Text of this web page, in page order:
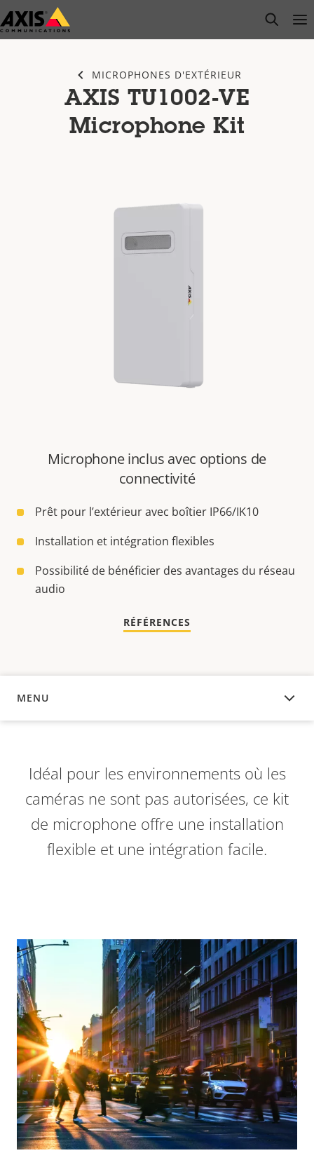
Passer
au
open
MICROPHONES D'EXTÉRIEUR
AXIS TU1002-VE
Microphone Kit
Microphone inclus avec options de
connectivité
Prêt pour l’extérieur avec boîtier IP66/IK10
Installation et intégration flexibles
Possibilité de bénéficier des avantages du réseau
audio
RÉFÉRENCES
MENU
APERÇU
Idéal pour les environnements où les
caméras ne sont pas autorisées, ce kit
de microphone offre une installation
flexible et une intégration facile.